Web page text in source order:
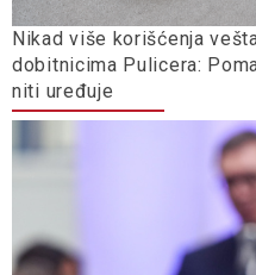
Nikad više korišćenja
dobitnicima Pulicera:
niti uređuje